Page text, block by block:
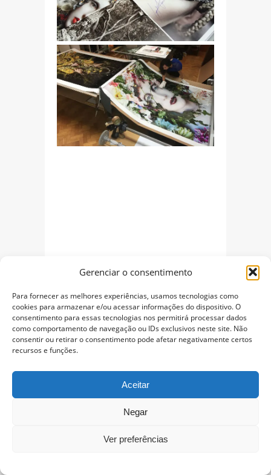
Gerenciar o consentimento
Para fornecer as melhores experiências, usamos tecnologias como
cookies para armazenar e/ou acessar informações do dispositivo. O
consentimento para essas tecnologias nos permitirá processar dados
como comportamento de navegação ou IDs exclusivos neste site. Não
consentir ou retirar o consentimento pode afetar negativamente certos
recursos e funções.
Aceitar
Negar
Ver preferências